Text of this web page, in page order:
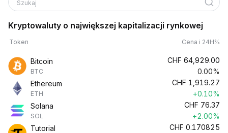
Szukaj
Kryptowaluty o największej kapitalizacji rynkowej
Token Cena i 24H%
Bitcoin
BTC
CHF 64,929.00
0.00%
Ethereum
ETH
CHF 1,919.27
+0.10%
Solana
SOL
CHF 76.37
+2.00%
Tutorial
CHF 0.170825